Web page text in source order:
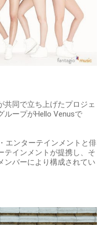
共同で立ち上げたプロジェ
ループがHello Venusで
エンターテインメントと俳
テインメントが提携し、そ
ンバーにより構成されてい